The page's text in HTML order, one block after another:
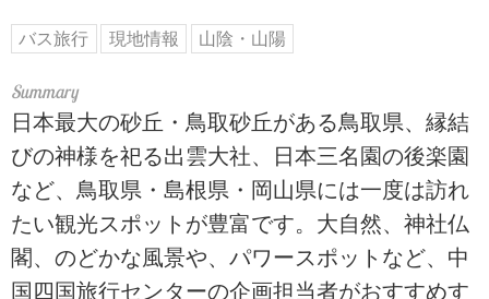
バス旅行 現地情報 山陰・山陽
日本最大の砂丘・鳥取砂丘がある鳥取県、縁結
びの神様を祀る出雲大社、日本三名園の後楽園
など、鳥取県・島根県・岡山県には一度は訪れ
たい観光スポットが豊富です。大自然、神社仏
閣、のどかな風景や、パワースポットなど、中
国四国旅行センターの企画担当者がおすすめす